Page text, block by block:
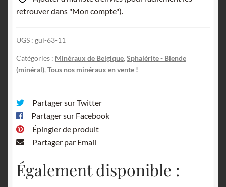
de
Plombières
province
de
Liège,
retrouver dans "Mon compte").
UGS : gui-63-11
Catégories : Minéraux de Belgique, Sphalérite - Blende
(minéral), Tous nos minéraux en vente !
Partager sur Twitter
Partager sur Facebook
Épingler de produit
Partager par Email
Également disponible :